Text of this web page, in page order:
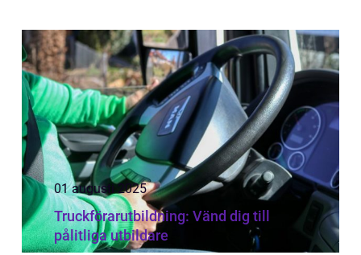
01 augusti 2025
Truckförarutbildning: Vänd dig till
pålitliga utbildare